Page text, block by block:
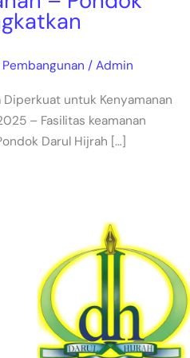
Pembangunan / Admin
Diperkuat untuk Kenyamanan
– Fasilitas keamanan
Darul Hijrah […]